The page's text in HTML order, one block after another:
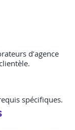
d’agence
spécifiques.